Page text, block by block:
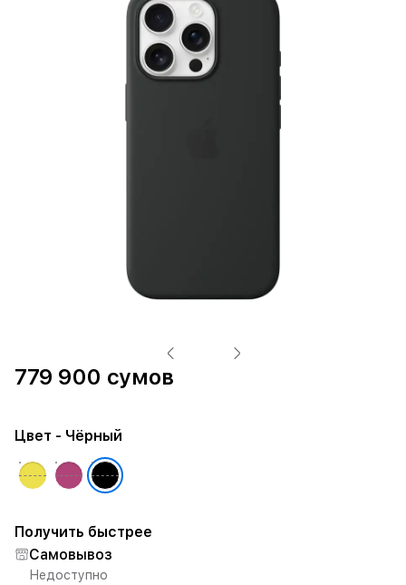
779 900 сумов
Цвет - Чёрный
Получить быстрее
Самовывоз
Недоступно